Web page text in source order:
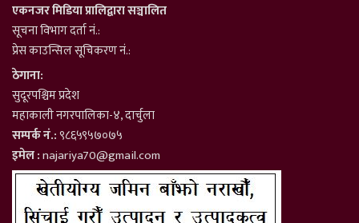
एकनजर मिडिया प्रालिद्वारा सञ्चालित
सूचना विभाग दर्ता नं.:
प्रेस काउन्सिल सूचिकरण नं.:
ठेगाना:
सुदूरपश्चिम प्रदेश
महाकाली नगरपालिका-४, दार्चुला
सम्पर्क नं.:९८६५९५७०७५
इमेल :najariya70@gmail.com